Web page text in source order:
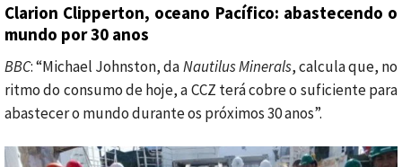
Clarion Clipperton, oceano Pacífico: abastecendo o
mundo por 30 anos
BBC: “Michael Johnston, daNautilus Minerals, calcula que, no
ritmo do consumo de hoje, a CCZ terá cobre o suficiente para
abastecer o mundo durante os próximos 30 anos”.